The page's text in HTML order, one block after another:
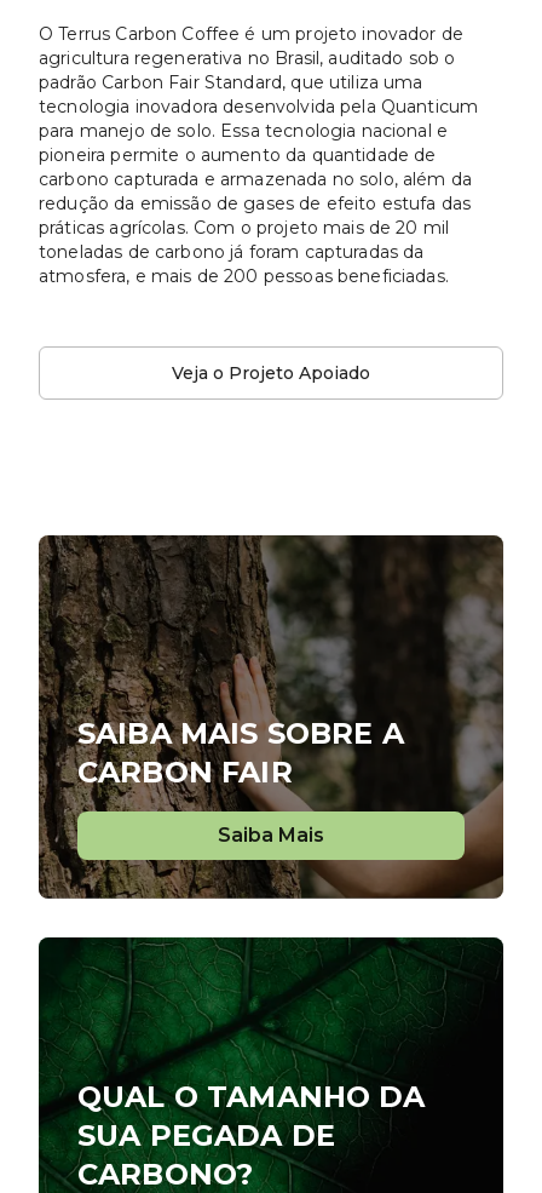
O Terrus Carbon Coffee é um projeto inovador de
agricultura regenerativa no Brasil, auditado sob o
padrão Carbon Fair Standard, que utiliza uma
tecnologia inovadora desenvolvida pela Quanticum
para manejo de solo. Essa tecnologia nacional e
pioneira permite o aumento da quantidade de
carbono capturada e armazenada no solo, além da
redução da emissão de gases de efeito estufa das
práticas agrícolas. Com o projeto mais de 20 mil
toneladas de carbono já foram capturadas da
atmosfera, e mais de 200 pessoas beneficiadas.
Veja o Projeto Apoiado
SAIBA MAIS SOBRE A
CARBON FAIR
Saiba Mais
QUAL O TAMANHO DA
SUA PEGADA DE
CARBONO?